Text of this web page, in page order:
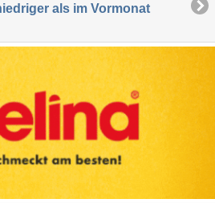
als im Vormonat